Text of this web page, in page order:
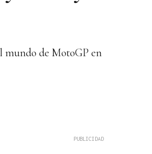
mundo de MotoGP en